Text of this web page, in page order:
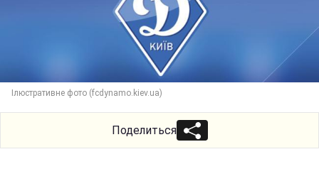
Ілюстративне фото (fcdynamo.kiev.ua)
Поделиться